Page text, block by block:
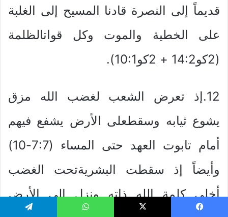
قديماً إلى النصرة قادنا المسيح إلى الغلبة
على الخطية والموت وكل قواتالظلمة
(2كو14:2 + 2كو10:1).
12.إذ تعرض الشعب لغضب الله مزق
يشوع ثيابه وسقطعلى الأرض يشفع فيهم
أمام تابوت العهد حتى المساء (7:7-10)
وأيضاً إذ سقطت البشريةتحت الغضب
أخلى كلمة الله ذاته ونزل إلى الأرض